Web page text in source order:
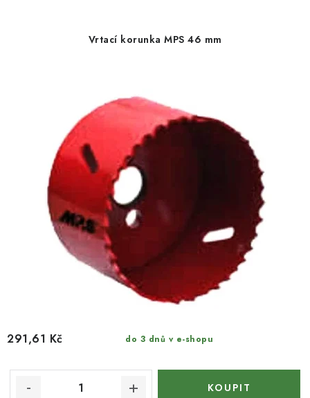
Vrtací korunka MPS 46 mm
do 3 dnů v e-shopu
291,61 Kč